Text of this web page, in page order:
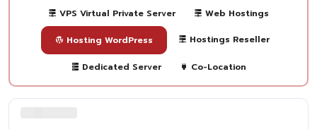
VPS Virtual Private Server Web Hostings
Hosting WordPress Hostings Reseller
Dedicated Server Co-Location